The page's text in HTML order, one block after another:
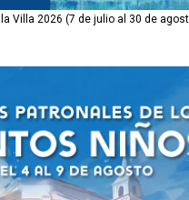
Villa 2026 (7 de julio al 30 de